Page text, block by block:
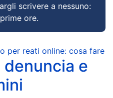
scrivere a nessuno:
ore.
per reati online: cosa fare
e